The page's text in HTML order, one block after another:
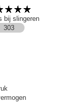
bij slingeren
303